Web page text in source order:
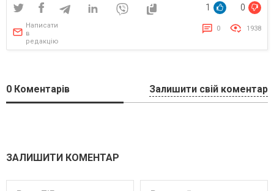
1 0
Написати
в
редакцію
0 1938
0 Коментарів Залишити свій коментар
ЗАЛИШИТИ КОМЕНТАР